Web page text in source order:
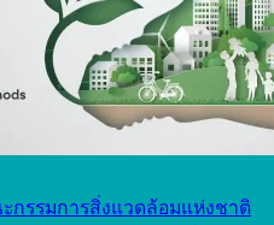
กรรมการสิ่งแวดล้อมแห่งชาติ